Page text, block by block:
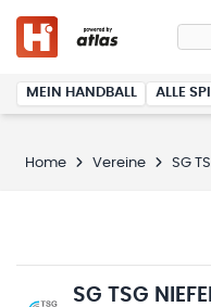
MEIN HANDBALL ALLE
Home Vereine SG
SG TSG